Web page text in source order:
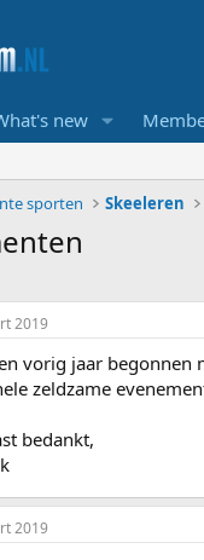
new
sporten Skeeleren
2019
vorig jaar begonnen
zeldzame
bedankt,
2019